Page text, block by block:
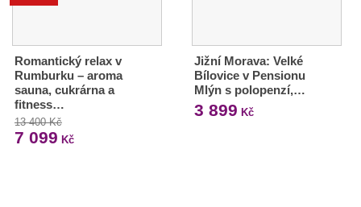
Romantický relax v
Rumburku – aroma
sauna, cukrárna a
fitness…
13 400 Kč
7 099 Kč
Jižní Morava: Velké
Bílovice v Pensionu
Mlýn s polopenzí,…
3 899 Kč